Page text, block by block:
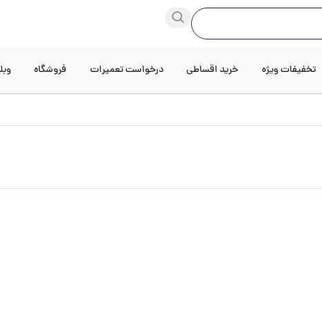
تخفیفات ویژه خرید اقساطی درخواست تعمیرات فروشگاه